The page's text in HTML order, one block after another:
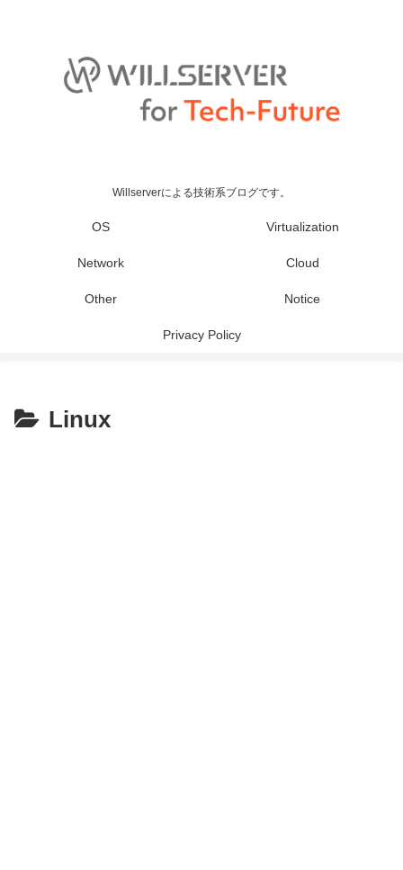
Willserverによる技術系ブログです。
OS Virtualization
Network Cloud
Other Notice
Privacy Policy
Linux